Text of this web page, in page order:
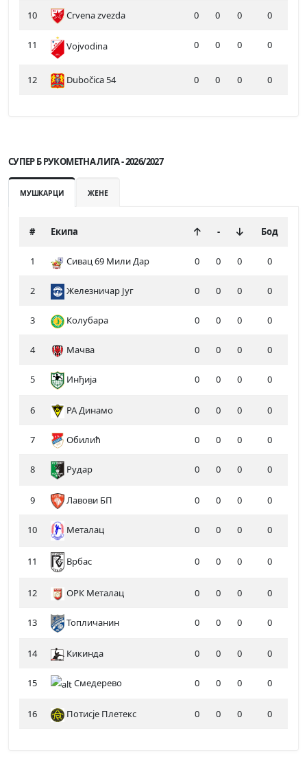
10 Crvena zvezda 0 0 0 0
11 Vojvodina 0 0 0 0
12 Dubočica 54 0 0 0 0
СУПЕР Б РУКОМЕТНА ЛИГА - 2026/2027
МУШКАРЦИ ЖЕНЕ
# Екипа - Бод
1 Сивац 69 Мили Дар 0 0 0 0
2 Железничар Југ 0 0 0 0
3 Колубара 0 0 0 0
4 Мачва 0 0 0 0
5 Инђија 0 0 0 0
6 РА Динамо 0 0 0 0
7 Обилић 0 0 0 0
8 Рудар 0 0 0 0
9 Лавови БП 0 0 0 0
10 Металац 0 0 0 0
11 Врбас 0 0 0 0
12 ОРК Металац 0 0 0 0
13 Топличанин 0 0 0 0
14 Кикинда 0 0 0 0
15 Смедерево 0 0 0 0
16 Потисје Плетекс 0 0 0 0